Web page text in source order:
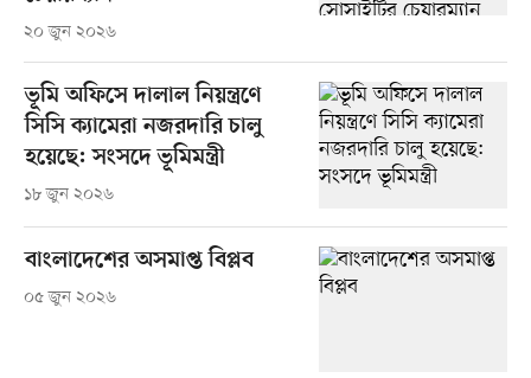
২০ জুন ২০২৬
ভূমি অফিসে দালাল নিয়ন্ত্রণে
সিসি ক্যামেরা নজরদারি চালু
হয়েছে: সংসদে ভূমিমন্ত্রী
১৮ জুন ২০২৬
বাংলাদেশের অসমাপ্ত বিপ্লব
০৫ জুন ২০২৬